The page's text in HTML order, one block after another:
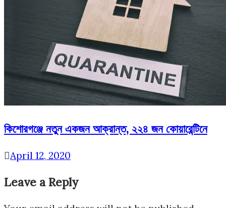
কিশোরগঞ্জে নতুন একজন আক্রান্ত, ২২৪ জন কোয়ারেন্টিনে
April 12, 2020
Leave a Reply